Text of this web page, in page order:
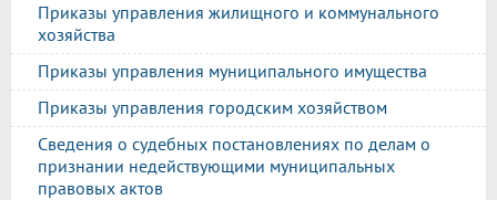
Приказы управления жилищного и коммунального
хозяйства
Приказы управления муниципального имущества
Приказы управления городским хозяйством
Сведения о судебных постановлениях по делам о
признании недействующими муниципальных
правовых актов